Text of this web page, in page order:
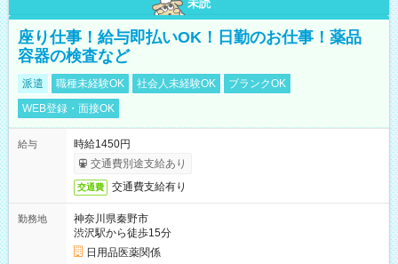
未読
座り仕事！給与即払いOK！日勤のお仕事！薬品
容器の検査など
派遣 職種未経験OK 社会人未経験OK
ブランクOK
WEB登録・面接OK
給与
時給1450円
交通費別途支給あり
交通費 交通費支給有り
勤務地
神奈川県秦野市
渋沢駅から徒歩15分
日用品医薬関係